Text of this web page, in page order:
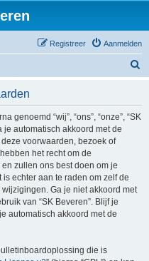
Aanmelden
Registreer
genoemd “wij”, “ons”, “onze”, “SK
je automatisch akkoord met de
voorwaarden, bezoek of
het recht om de
zullen ons best doen om je
echter aan te raden om zelf de
Ga je niet akkoord met
van “SK Beveren”. Blijf je
automatisch akkoord met de
die is